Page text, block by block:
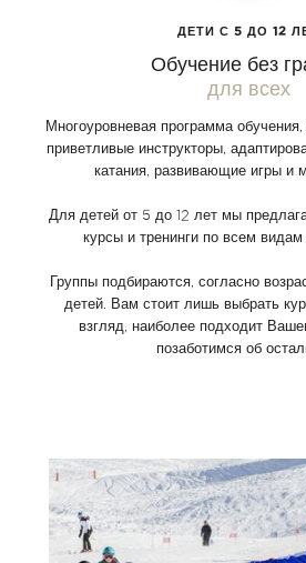
ДЕТИ С 5 ДО 12
Обучение без
для всех
Многоуровневая программа
приветливые инструкторы,
катания, развивающие игры и
Для детей от 5 до 12 лет мы
курсы и тренинги по всем видам
Группы подбираются, согласно
детей. Вам стоит лишь выбрать
взгляд, наиболее подходит
позаботимся об